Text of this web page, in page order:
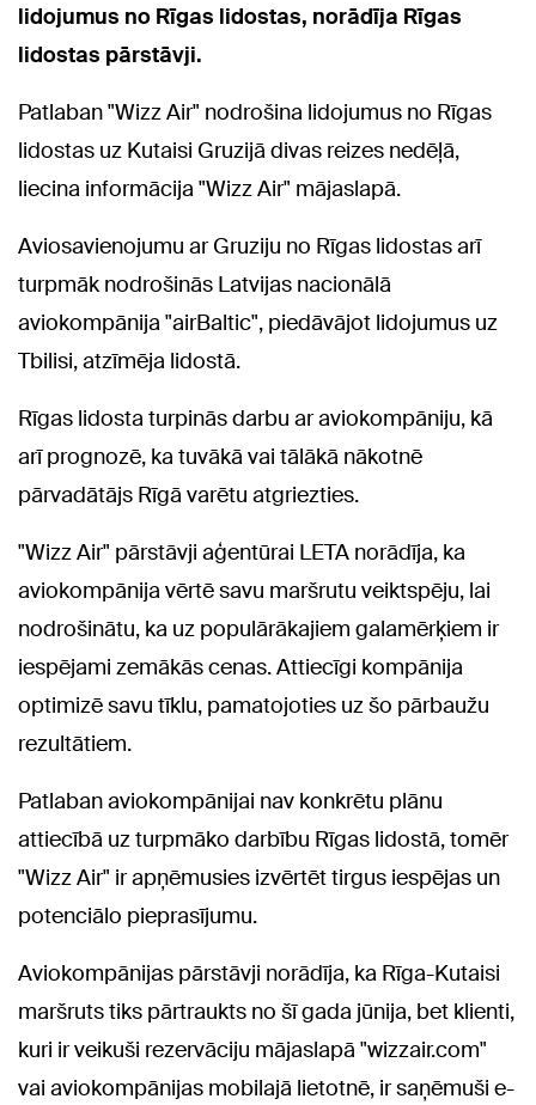
lidojumus no Rīgas lidostas, norādīja Rīgas
lidostas pārstāvji.
Patlaban "Wizz Air" nodrošina lidojumus no Rīgas
lidostas uz Kutaisi Gruzijā divas reizes nedēļā,
liecina informācija "Wizz Air" mājaslapā.
Aviosavienojumu ar Gruziju no Rīgas lidostas arī
turpmāk nodrošinās Latvijas nacionālā
aviokompānija "airBaltic", piedāvājot lidojumus uz
Tbilisi, atzīmēja lidostā.
Rīgas lidosta turpinās darbu ar aviokompāniju, kā
arī prognozē, ka tuvākā vai tālākā nākotnē
pārvadātājs Rīgā varētu atgriezties.
"Wizz Air" pārstāvji aģentūrai LETA norādīja, ka
aviokompānija vērtē savu maršrutu veiktspēju, lai
nodrošinātu, ka uz populārākajiem galamērķiem ir
iespējami zemākās cenas. Attiecīgi kompānija
optimizē savu tīklu, pamatojoties uz šo pārbaužu
rezultātiem.
Patlaban aviokompānijai nav konkrētu plānu
attiecībā uz turpmāko darbību Rīgas lidostā, tomēr
"Wizz Air" ir apņēmusies izvērtēt tirgus iespējas un
potenciālo pieprasījumu.
Aviokompānijas pārstāvji norādīja, ka Rīga-Kutaisi
maršruts tiks pārtraukts no šī gada jūnija, bet klienti,
kuri ir veikuši rezervāciju mājaslapā "wizzair.com"
vai aviokompānijas mobilajā lietotnē, ir saņēmuši e-